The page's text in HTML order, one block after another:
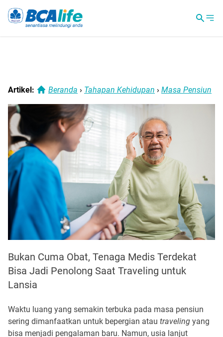
Artikel: Beranda › Tahapan Kehidupan › Masa Pensiun
Bukan Cuma Obat, Tenaga Medis Terdekat
Bisa Jadi Penolong Saat Traveling untuk
Lansia
Waktu luang yang semakin terbuka pada masa pensiun
sering dimanfaatkan untuk bepergian atau traveling yang
bisa menjadi pengalaman baru. Namun, usia lanjut